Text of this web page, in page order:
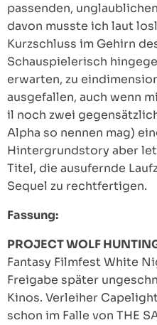
passenden,
davon musste ich laut
Kurzschluss im Gehirn
Schauspielerisch
erwarten, zu
ausgefallen, auch wenn
il noch zwei
Alpha so nennen mag)
Hintergrundstory aber
Titel, die ausufernde
Sequel zu rechtfertigen.
Fassung:
PROJECT WOLF
Fantasy Filmfest White
Freigabe später
Kinos. Verleiher
schon im Falle von THE